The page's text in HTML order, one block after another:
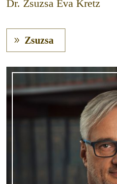
Dr. Zsuzsa Éva Kretz
Zsuzsa